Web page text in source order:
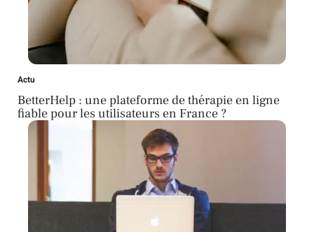
Actu
BetterHelp : une plateforme de thérapie en ligne
fiable pour les utilisateurs en France ?